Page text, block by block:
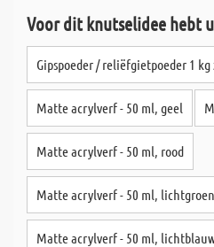
Voor dit knutselidee hebt
Gipspoeder / reliëfgietpoeder 1
Matte acrylverf - 50 ml, geel
Matte acrylverf - 50 ml, rood
Matte acrylverf - 50 ml, lichtgroen
Matte acrylverf - 50 ml,